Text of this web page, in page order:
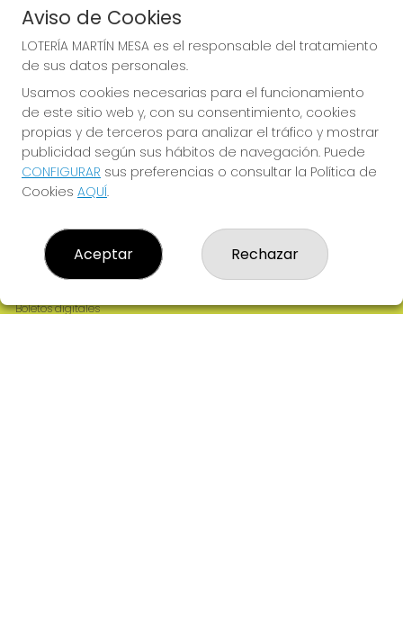
Imagen anterior
LOTERÍA MARTÍN MESA
Resultados
Contacto
Empresas
Boletos digitales
Aviso de Cookies
LOTERÍA MARTÍN MESA es el responsable del tratamiento
de sus datos personales.
Usamos cookies necesarias para el funcionamiento
de este sitio web y, con su consentimiento, cookies
propias y de terceros para analizar el tráfico y mostrar
publicidad según sus hábitos de navegación. Puede
CONFIGURAR sus preferencias o consultar la Política de
Cookies AQUÍ.
Aceptar Rechazar